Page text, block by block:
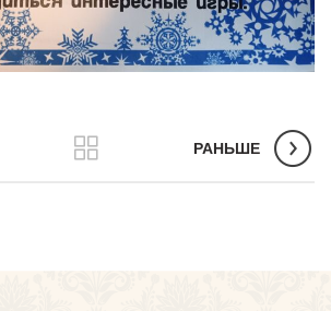
РАНЬШЕ